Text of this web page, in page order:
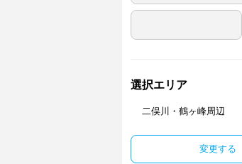
選択エリア
二俣川・鶴ヶ峰周辺
変更する